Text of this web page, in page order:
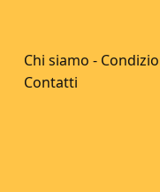
Chi siamo -
Contatti